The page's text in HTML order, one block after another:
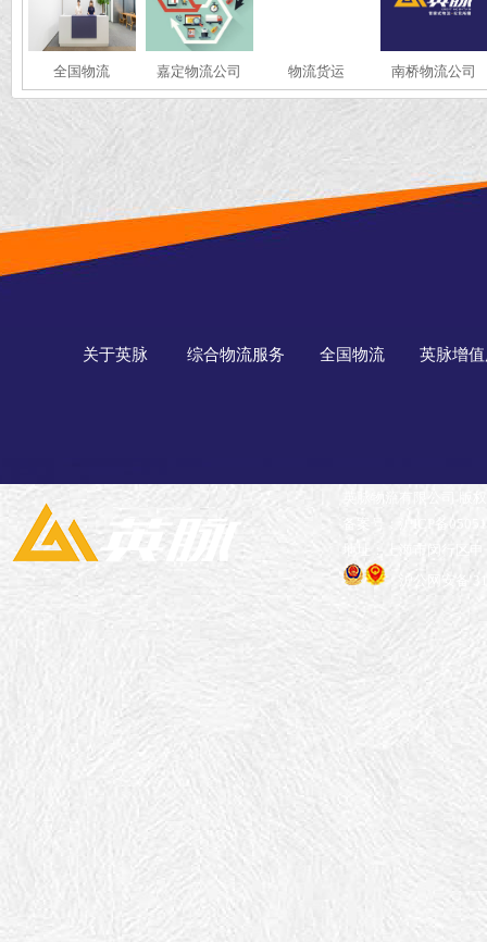
全国物流 嘉定物流公司 物流货运 南桥物流公司
关于英脉 综合物流服务 全国物流 英脉增
备案号：沪ICP备
地址：上海市闵行区
沪公网安备